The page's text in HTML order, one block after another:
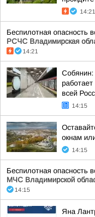
14:21
Беспилотная опасность
РСЧС Владимирская
14:21
Собянин:
всей
14:15
окнам
14:15
Беспилотная опасность
МЧС Владимирской
14:15
Яна